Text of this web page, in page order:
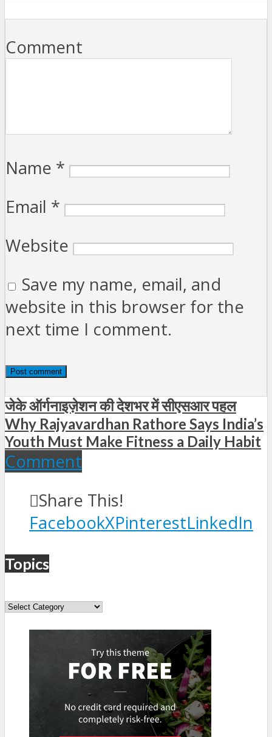
Comment
Name *
Email *
Website
Save my name, email, and
website in this browser for the
next time I comment.
जेके ऑर्गनाइज़ेशन की देशभर में सीएसआर पहल
Why Rajyavardhan Rathore Says India’s
Youth Must Make Fitness a Daily Habit
Comment
Share This!
FacebookXPinterestLinkedIn
Topics
Topics